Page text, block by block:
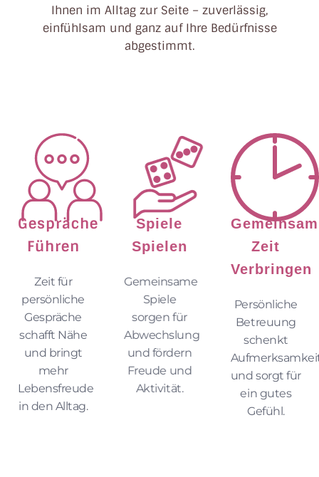
Ihnen im Alltag zur Seite – zuverlässig,
einfühlsam und ganz auf Ihre Bedürfnisse
abgestimmt.
Gespräche
Führen
Zeit für
persönliche
Gespräche
schafft Nähe
und bringt
mehr
Lebensfreude
in den Alltag.
Spiele
Spielen
Gemeinsame
Spiele
sorgen für
Abwechslung
und fördern
Freude und
Aktivität.
Gemeinsam
Zeit
Verbringen
Persönliche
Betreuung
schenkt
und sorgt für
ein gutes
Gefühl.